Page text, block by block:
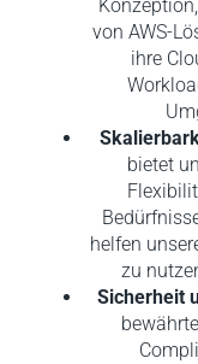
von AWS-
ihre
bietet
helfen
zu
Sicherheit